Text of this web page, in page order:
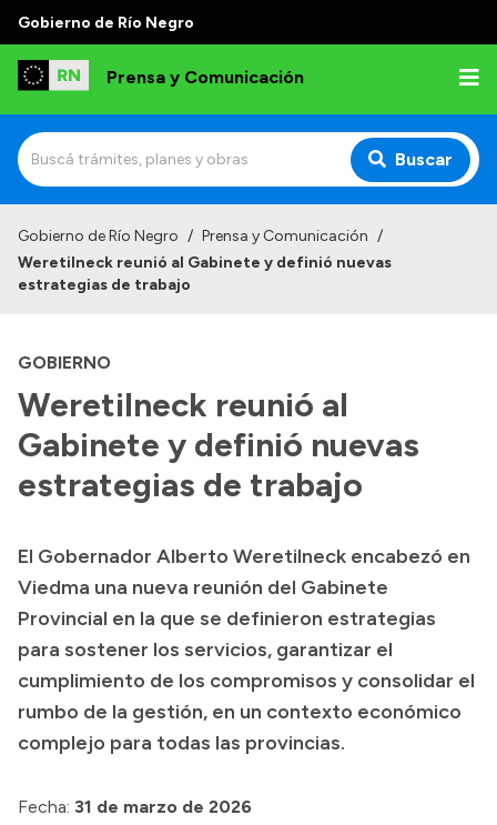
Gobierno de Río Negro
Prensa y Comunicación
Buscar
Institucional
Referentes de prensa
Archivo de noticias
Transparencia
Boletín Oficial
Compras y licitaciones
Consulta de expedientes
Consulta de pago a proveedores
Convocatorias
Intranet
Gobierno de Río Negro / Prensa y Comunicación /
Weretilneck reunió al Gabinete y definió nuevas
estrategias de trabajo
GOBIERNO
Weretilneck reunió al
Gabinete y definió nuevas
estrategias de trabajo
El Gobernador Alberto Weretilneck encabezó en
Viedma una nueva reunión del Gabinete
Provincial en la que se definieron estrategias
para sostener los servicios, garantizar el
cumplimiento de los compromisos y consolidar el
rumbo de la gestión, en un contexto económico
complejo para todas las provincias.
Fecha: 31 de marzo de 2026